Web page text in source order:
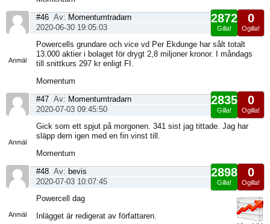
Anmäl
0
Ogilla!
2872
Gilla!
#46 Av: Momentumtradarn
2020-06-30 19:05:03
Powercells grundare och vice vd Per Ekdunge har sålt totalt
13.000 aktier i bolaget för drygt 2,8 miljoner kronor. I måndags
till snittkurs 297 kr enligt FI.
Momentum
Anmäl
0
Ogilla!
2835
Gilla!
#47 Av: Momentumtradarn
2020-07-03 09:45:50
Gick som ett spjut på morgonen. 341 sist jag tittade. Jag har
släpp dem igen med en fin vinst till.
Momentum
Anmäl
0
Ogilla!
2898
Gilla!
#48 Av: bevis
2020-07-03 10:07:45
Powercell dag
Inlägget är redigerat av författaren.